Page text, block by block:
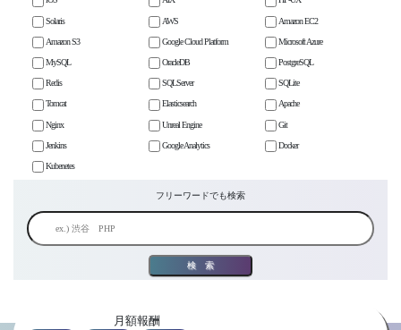
Solaris AWS Amazon EC2
Amazon S3 Google Cloud Platform Microsoft Azure
MySQL OracleDB PostgreSQL
Redis SQLServer SQLite
Tomcat Elasticsearch Apache
Nginx Unreal Engine Git
Jenkins Google Analytics Docker
Kubenetes
フリーワードでも検索
検索
月額報酬